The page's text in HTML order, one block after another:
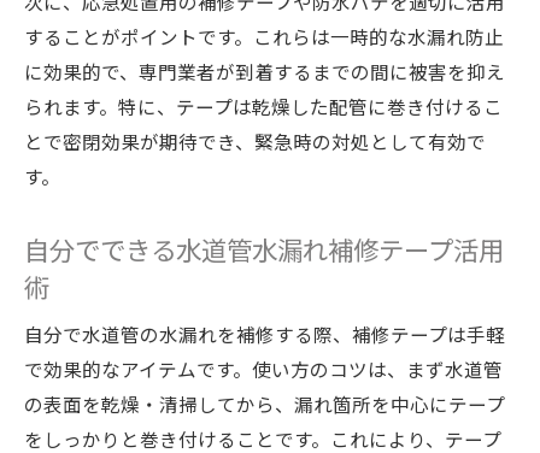
することがポイントです。これらは一時的な水漏れ防止
に効果的で、専門業者が到着するまでの間に被害を抑え
られます。特に、テープは乾燥した配管に巻き付けるこ
とで密閉効果が期待でき、緊急時の対処として有効で
す。
自分でできる水道管水漏れ補修テープ活用
術
自分で水道管の水漏れを補修する際、補修テープは手軽
で効果的なアイテムです。使い方のコツは、まず水道管
の表面を乾燥・清掃してから、漏れ箇所を中心にテープ
をしっかりと巻き付けることです。これにより、テープ